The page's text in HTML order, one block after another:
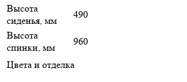
Высота
сиденья, мм
490
Высота
спинки, мм
960
Цвета и отделка